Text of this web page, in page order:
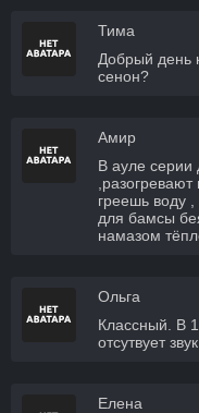
Тима
Добрый день
сенон?
Амир
В ауле серии
греешь воду
для бамсы
намазом
Ольга
Классный. В
отсутвует звук
Елена